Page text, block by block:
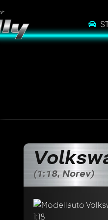
(1:18, Norev)
Schreibe jetzt
Jeder Kommentar
Erwähne andere